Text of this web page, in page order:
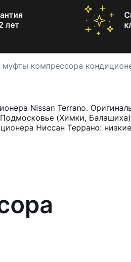
лет
муфты компрессора
Nissan Terrano.
(Химки,
Ниссан Террано: